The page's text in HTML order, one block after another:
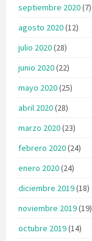
septiembre 2020(7)
agosto 2020(12)
julio 2020(28)
junio 2020(22)
mayo 2020(25)
abril 2020(28)
marzo 2020(23)
febrero 2020(24)
enero 2020(24)
diciembre 2019(18)
noviembre 2019(19)
octubre 2019(14)